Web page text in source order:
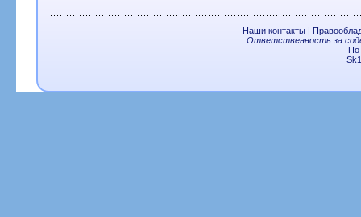
Наши контакты|
Ответственность за
По